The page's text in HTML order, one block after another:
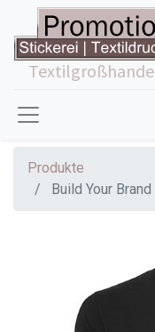
Produkte
Build Your